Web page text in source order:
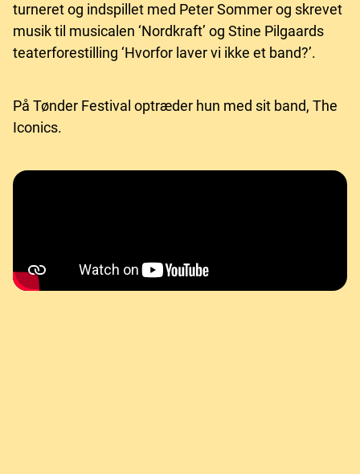
turneret og indspillet med Peter Sommer og skrevet
musik til musicalen ‘Nordkraft’ og Stine Pilgaards
teaterforestilling ‘Hvorfor laver vi ikke et band?’.
På Tønder Festival optræder hun med sit band, The
Iconics.